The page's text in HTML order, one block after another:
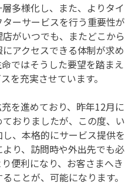
多様化し、また、よりタイ
ーサービスを行う重要性が
がいつでも、またどこから
アクセスできる体制が求め
ではそうした要望を踏まえ
を充実させています。
を進めており、昨年12月に
おりましたが、この度、い
、本格的にサービス提供を
り、訪問時や外出先でも必
便利になり、お客さまへき
ことが、可能になります。